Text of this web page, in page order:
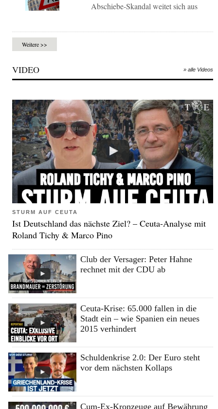
Abschiebe-Skandal weitet sich aus
Weitere >>
VIDEO » alle Videos
STURM AUF CEUTA
Ist Deutschland das nächste Ziel? – Ceuta-Analyse mit
Roland Tichy & Marco Pino
Club der Versager: Peter Hahne
rechnet mit der CDU ab
Ceuta-Krise: 65.000 fallen in die
Stadt ein – wie Spanien ein neues
2015 verhindert
Schuldenkrise 2.0: Der Euro steht
vor dem nächsten Kollaps
Cum-Ex-Kronzeuge auf Bewährung